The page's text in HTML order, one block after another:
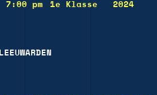
7:00 pm 1e Klasse 2024
LEEUWARDEN